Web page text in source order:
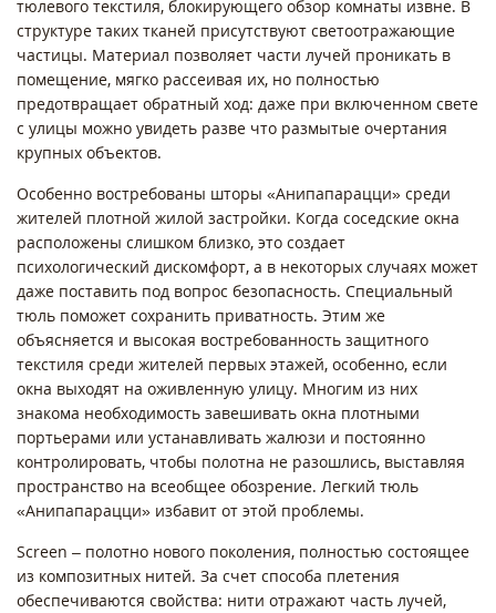
тюлевого текстиля, блокирующего обзор комнаты извне. В
структуре таких тканей присутствуют светоотражающие
частицы. Материал позволяет части лучей проникать в
помещение, мягко рассеивая их, но полностью
предотвращает обратный ход: даже при включенном свете
с улицы можно увидеть разве что размытые очертания
крупных объектов.
Особенно востребованы шторы «Анипапарацци» среди
жителей плотной жилой застройки. Когда соседские окна
расположены слишком близко, это создает
психологический дискомфорт, а в некоторых случаях может
даже поставить под вопрос безопасность. Специальный
тюль поможет сохранить приватность. Этим же
объясняется и высокая востребованность защитного
текстиля среди жителей первых этажей, особенно, если
окна выходят на оживленную улицу. Многим из них
знакома необходимость завешивать окна плотными
портьерами или устанавливать жалюзи и постоянно
контролировать, чтобы полотна не разошлись, выставляя
пространство на всеобщее обозрение. Легкий тюль
«Анипапарацци» избавит от этой проблемы.
Screen – полотно нового поколения, полностью состоящее
из композитных нитей. За счет способа плетения
обеспечиваются свойства: нити отражают часть лучей,